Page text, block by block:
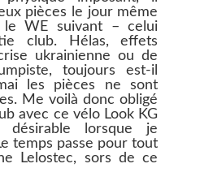
pièces le jour même
WE suivant – celui
club. Hélas, effets
ukrainienne ou de
toujours est-il
les pièces ne sont
Me voilà donc obligé
avec ce vélo Look KG
lorsque je
temps passe pour tout
Lelostec, sors de ce